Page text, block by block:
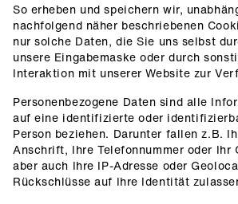
So erheben und speichern wir,
nachfolgend näher beschriebenen
nur solche Daten, die Sie uns selbst
unsere Eingabemaske oder durch
Interaktion mit unserer Website zur
Personenbezogene Daten sind alle
auf eine identifizierte oder
Person beziehen. Darunter fallen z.B.
Anschrift, Ihre Telefonnummer oder Ihr
aber auch Ihre IP-Adresse oder
Rückschlüsse auf Ihre Identität